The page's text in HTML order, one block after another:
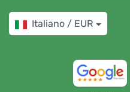
Italiano / EUR